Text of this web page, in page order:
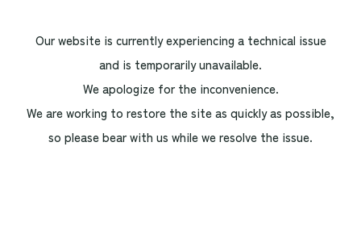
Our website is currently experiencing a technical issue
and is temporarily unavailable.
We apologize for the inconvenience.
We are working to restore the site as quickly as possible,
so please bear with us while we resolve the issue.